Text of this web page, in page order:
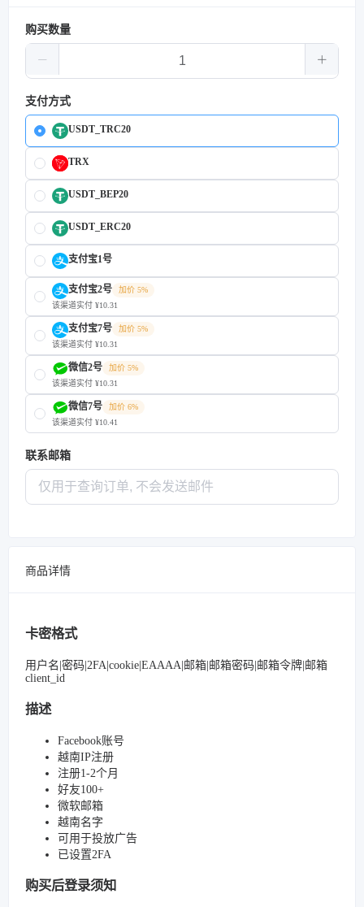
购买数量
支付方式
USDT_TRC20
TRX
USDT_BEP20
USDT_ERC20
支付宝1号
支付宝2号
加价 5%
该渠道实付 ¥10.31
支付宝7号
加价 5%
该渠道实付 ¥10.31
微信2号
加价 5%
该渠道实付 ¥10.31
微信7号
加价 6%
该渠道实付 ¥10.41
联系邮箱
商品详情
卡密格式
用户名|密码|2FA|cookie|EAAAA|邮箱|邮箱密码|邮箱令牌|邮箱
client_id
描述
Facebook账号
越南IP注册
注册1-2个月
好友100+
微软邮箱
越南名字
可用于投放广告
已设置2FA
购买后登录须知